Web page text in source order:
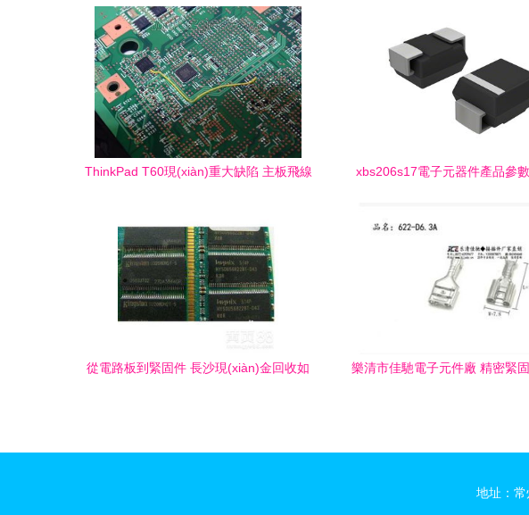
ThinkPad T60現(xiàn)重大缺陷 主板飛線
xbs206s17電子元器件產品參
息,xbs206s17最新參考價
從電路板到緊固件 長沙現(xiàn)金回收如
樂清市佳馳電子元件廠 精密緊
地址：